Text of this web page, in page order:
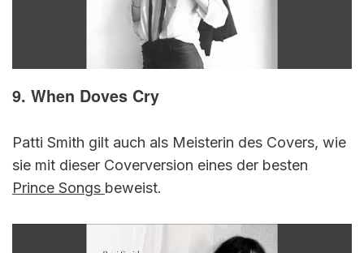
9. When Doves Cry
Patti Smith gilt auch als Meisterin des Covers, wie
sie mit dieser Coverversion eines der besten
Prince Songs beweist.